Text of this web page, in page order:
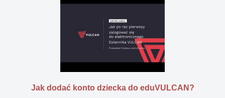
Jak dodać konto dziecka do eduVULCAN?